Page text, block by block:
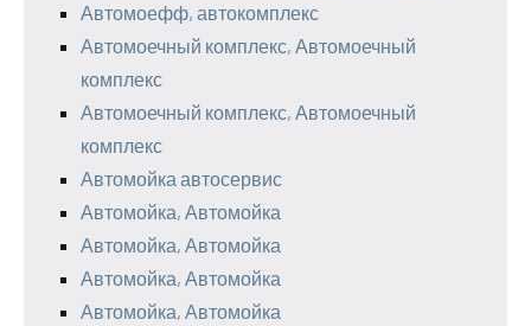
Автомоефф, автокомплекс
Автомоечный комплекс, Автомоечный
комплекс
Автомоечный комплекс, Автомоечный
комплекс
Автомойка автосервис
Автомойка, Автомойка
Автомойка, Автомойка
Автомойка, Автомойка
Автомойка, Автомойка